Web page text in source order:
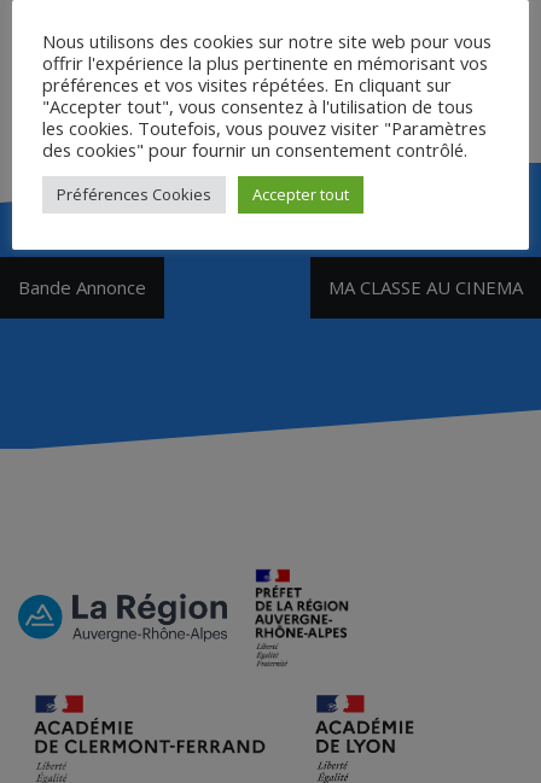
comparses se lancent dans le trafic de la marijuana. Les
affaires prennent une telle ampleur que tension et violence
se profilent entre des clans qui partagent les mêmes
coutumes et traditions.
Navigation
de
Bande Annonce MA CLASSE AU CINEMA
Nous utilisons des cookies sur notre site web pour vous
offrir l'expérience la plus pertinente en mémorisant vos
préférences et vos visites répétées. En cliquant sur
"Accepter tout", vous consentez à l'utilisation de tous
les cookies. Toutefois, vous pouvez visiter "Paramètres
des cookies" pour fournir un consentement contrôlé.
Préférences Cookies Accepter tout